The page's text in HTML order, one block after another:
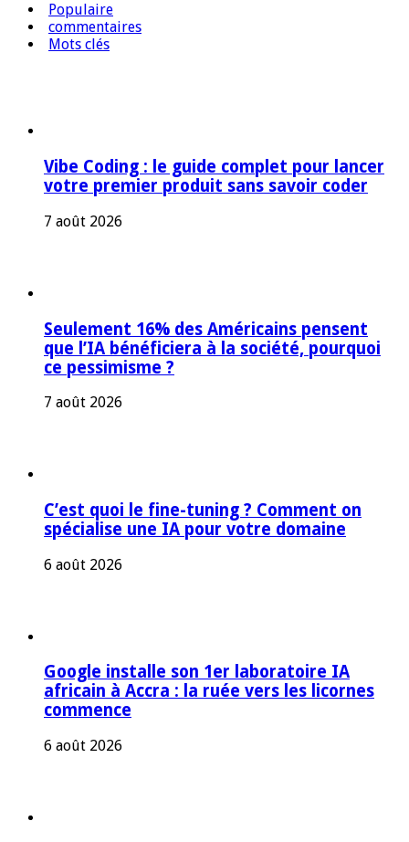
Populaire
commentaires
Mots clés
Vibe Coding : le guide complet pour lancer
votre premier produit sans savoir coder
7 août 2026
Seulement 16% des Américains pensent
que l’IA bénéficiera à la société, pourquoi
ce pessimisme ?
7 août 2026
C’est quoi le fine-tuning ? Comment on
spécialise une IA pour votre domaine
6 août 2026
Google installe son 1er laboratoire IA
africain à Accra : la ruée vers les licornes
commence
6 août 2026